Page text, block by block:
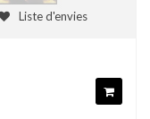
Liste d'envies